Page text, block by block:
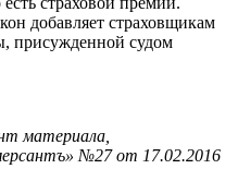
добавляет страховщикам
присужденной судом
материала,
№27 от 17.02.2016